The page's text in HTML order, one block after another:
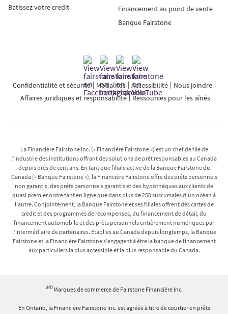
Batissez votre credit
Financement au point de vente
Banque Fairstone
Confidentialité et sécurité Modalités Accessibilité
Nous joindre
Affaires juridiques et responsabilité
Ressources pour les aînés
La Financière Fairstone Inc. (« Financière Fairstone ») est un chef de file de
l’industrie des institutions offrant des solutions de prêt responsables au Canada
depuis près de cent ans. En tant que filiale active de la Banque Fairstone du
Canada (« Banque Fairstone »), la Financière Fairstone offre des prêts personnels
non garantis, des prêts personnels garantis et des hypothèques aux clients de
quasi premier ordre tant en ligne que dans plus de 250 succursales d’un océan à
l’autre. Conjointement, la Banque Fairstone et ses filiales offrent des cartes de
crédit et des programmes de récompenses, du financement de détail, du
financement automobile et des prêts personnels entièrement numériques par
l’intermédiaire de partenaires. Établies au Canada depuis longtemps, la Banque
Fairstone et la Financière Fairstone s’engagent à être la banque de financement
aux particuliers la plus accessible et la plus responsable du Canada.
MD Marques de commerce de Fairstone Financière Inc.
En Ontario, la Financière Fairstone inc. est agréée à titre de courtier en prêts